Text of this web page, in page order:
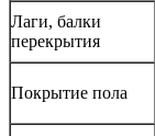
Лаги, балки
перекрытия
Покрытие пола